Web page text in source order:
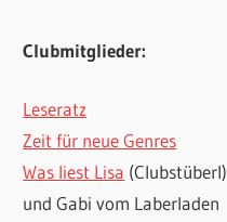
Clubmitglieder:
Leseratz
Zeit für neue Genres
Was liest Lisa (Clubstüberl)
und Gabi vom Laberladen